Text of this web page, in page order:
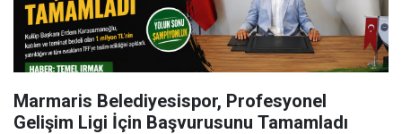
Marmaris Belediyesispor, Profesyonel
Gelişim Ligi İçin Başvurusunu Tamamladı